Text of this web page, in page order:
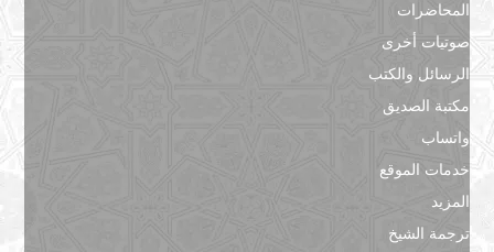
المحاضرات
صوتيات أخرى
الرسائل والكتب
مكتبة الصديق
واتساب
خدمات الموقع
المزيد
ترجمة الشيخ